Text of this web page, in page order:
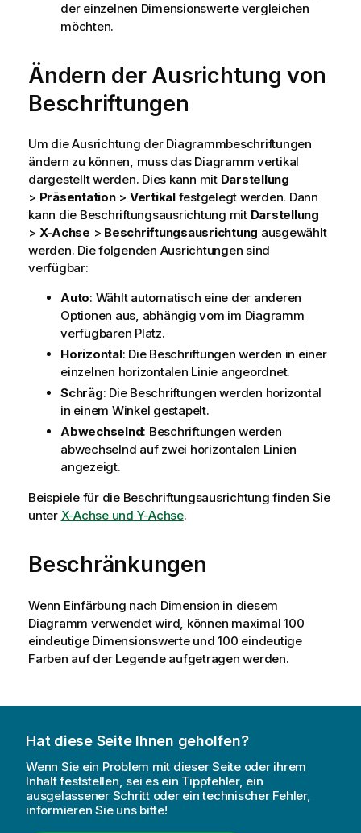
der einzelnen Dimensionswerte vergleichen
möchten.
Ändern der Ausrichtung von
Beschriftungen
Um die Ausrichtung der Diagrammbeschriftungen
ändern zu können, muss das Diagramm vertikal
dargestellt werden. Dies kann mit Darstellung
> Präsentation> Vertikalfestgelegt werden. Dann
kann die Beschriftungsausrichtung mit Darstellung
> X-Achse > Beschriftungsausrichtung ausgewählt
werden. Die folgenden Ausrichtungen sind
verfügbar:
Auto: Wählt automatisch eine der anderen
Optionen aus, abhängig vom im Diagramm
verfügbaren Platz.
Horizontal: Die Beschriftungen werden in einer
einzelnen horizontalen Linie angeordnet.
Schräg: Die Beschriftungen werden horizontal
in einem Winkel gestapelt.
Abwechselnd: Beschriftungen werden
abwechselnd auf zwei horizontalen Linien
angezeigt.
Beispiele für die Beschriftungsausrichtung finden Sie
unter X-Achse und Y-Achse.
Beschränkungen
Wenn Einfärbung nach Dimension in diesem
Diagramm verwendet wird, können maximal 100
eindeutige Dimensionswerte und 100 eindeutige
Farben auf der Legende aufgetragen werden.
Hat diese Seite Ihnen geholfen?
Wenn Sie ein Problem mit dieser Seite oder ihrem
Inhalt feststellen, sei es ein Tippfehler, ein
ausgelassener Schritt oder ein technischer Fehler,
informieren Sie uns bitte!